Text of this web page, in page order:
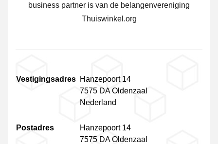
business partner is van de belangenvereniging
Thuiswinkel.org
Vestigingsadres Hanzepoort 14
7575 DA Oldenzaal
Nederland
Postadres
Hanzepoort 14
7575 DA Oldenzaal